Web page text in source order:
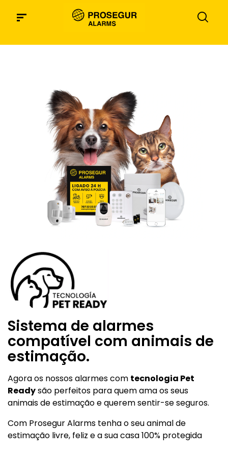
cotizador_landings_sem_alarmas_desktop-
yellow-nos
cotizador_landings_rrss_alarmas_desktop-
cotizador_landings_sem_alarmas_desktop
blackweek2024
yellow
cotizador_landings_sem_alarmas_desktop-
header_LP´s_oferta
Sistema de alarmes
compatível com animais de
estimação.
Agora os nossos alarmes com tecnologia Pet
Readysão perfeitos para quem ama os seus
animais de estimação e querem sentir-se seguros.
Com Prosegur Alarms tenha o seu animal de
estimação livre, feliz e a sua casa 100% protegida